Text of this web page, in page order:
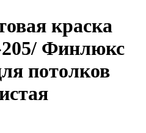
краска
Финлюкс
потолков